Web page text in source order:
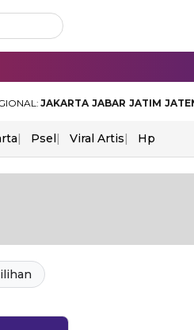
JAKARTA JABAR JATIM
Psel Viral Artis Hp